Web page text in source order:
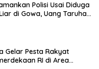
Polisi Usai Diduga
di Gowa, Uang Taruhan
Gelar Pesta Rakyat
RI di Area